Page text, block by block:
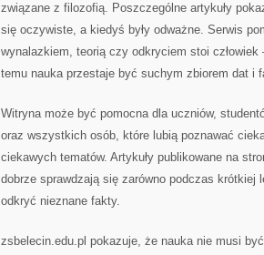
związane z filozofią. Poszczególne artykuły
się oczywiste, a kiedyś były odważne. Serwis
wynalazkiem, teorią czy odkryciem stoi
temu nauka przestaje być suchym zbiorem dat i
Witryna może być pomocna dla uczniów,
oraz wszystkich osób, które lubią poznawać
ciekawych tematów. Artykuły publikowane na
dobrze sprawdzają się zarówno podczas
odkryć nieznane fakty.
zsbelecin.edu.pl pokazuje, że nauka nie musi